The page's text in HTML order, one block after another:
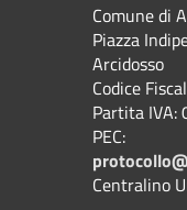
Comune di
Piazza
Arcidosso
Codice
Partita IVA:
PEC:
Centralino